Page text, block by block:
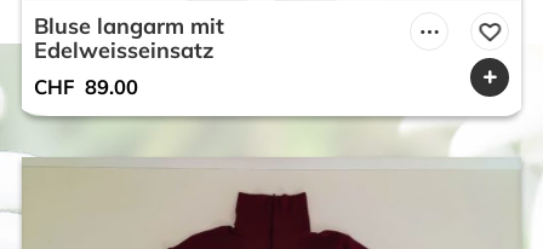
Bluse langarm mit
Edelweisseinsatz
CHF 89.00